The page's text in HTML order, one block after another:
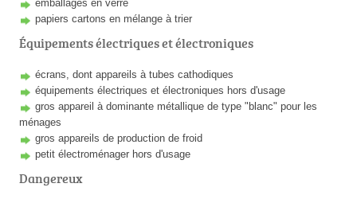
emballages en verre
papiers cartons en mélange à trier
Équipements électriques et électroniques
écrans, dont appareils à tubes cathodiques
équipements électriques et électroniques hors d'usage
gros appareil à dominante métallique de type "blanc" pour les
ménages
gros appareils de production de froid
petit électroménager hors d'usage
Dangereux